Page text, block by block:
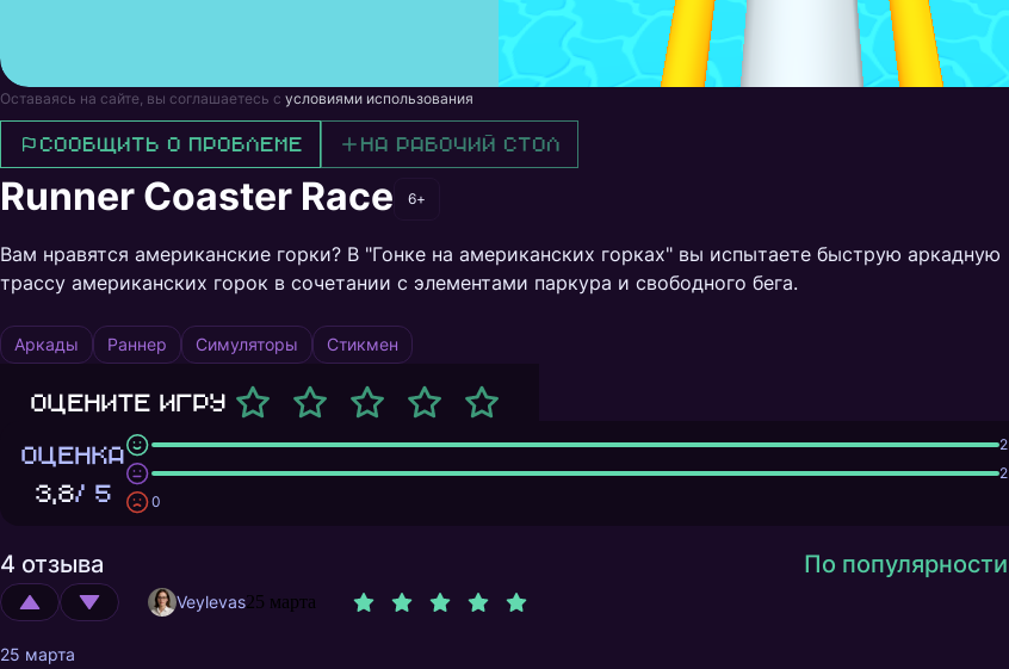
Оставаясь на сайте, вы соглашаетесь с условиями использования
Сообщить о проблеме На рабочий стол
Runner Coaster Race 6+
Вам нравятся американские горки? В "Гонке на американских горках" вы испытаете быструю аркадную
трассу американских горок в сочетании с элементами паркура и свободного бега.
Аркады Раннер Симуляторы Стикмен
Оцените игру
ОЦЕНКА
3,8/ 5
2
2
0
4 отзыва По популярности
Veylevas25 марта
25 марта